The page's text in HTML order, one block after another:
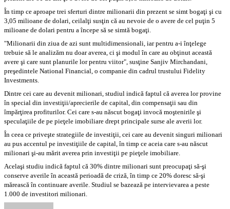
În timp ce aproape trei sferturi dintre milionarii din prezent se simt bogaţi şi cu
3,05 milioane de dolari, ceilalţi susţin că au nevoie de o avere de cel puţin 5
milioane de dolari pentru a începe să se simtă bogaţi.
"Milionarii din ziua de azi sunt multidimensionali, iar pentru a-i înţelege
trebuie să le analizăm nu doar averea, ci şi modul în care au obţinut această
avere şi care sunt planurile lor pentru viitor", susţine Sanjiv Mirchandani,
preşedintele National Financial, o companie din cadrul trustului Fidelity
Investments.
Dintre cei care au devenit milionari, studiul indică faptul că averea lor provine
în special din investiţii/aprecierile de capital, din compensaţii sau din
împărţirea profiturilor. Cei care s-au născut bogaţi invocă moştenirile şi
speculaţiile de pe pieţele imobiliare drept principale surse ale averii lor.
În ceea ce priveşte strategiile de investiţii, cei care au devenit singuri milionari
au pus accentul pe investiţiile de capital, în timp ce aceia care s-au născut
milionari şi-au mărit averea prin investiţii pe pieţele imobiliare.
Acelaşi studiu indică faptul că 30% dintre milionari sunt preocupaţi să-şi
conserve averile în această perioadă de criză, în timp ce 20% doresc să-şi
mărească în continuare averile. Studiul se bazează pe intervievarea a peste
1.000 de investitori milionari.